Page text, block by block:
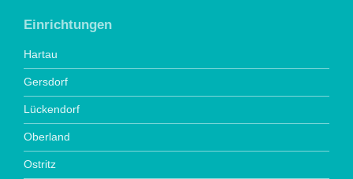
Einrichtungen
Hartau
Gersdorf
Lückendorf
Oberland
Ostritz